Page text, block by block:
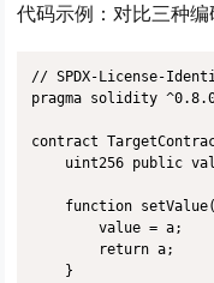
代码示例：对比三种
// SPDX-License-
pragma solidity
contract
uint256 public
function
        value = a;
        return a;
    }